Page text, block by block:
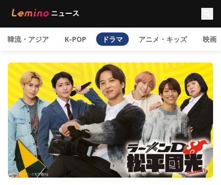
韓流・アジア K-POP ドラマ アニメ・キッズ 映画